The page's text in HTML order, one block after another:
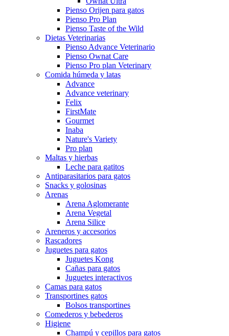
Pienso Orijen para gatos
Pienso Pro Plan
Pienso Taste of the Wild
Dietas Veterinarias
Pienso Advance Veterinario
Pienso Ownat Care
Pienso Pro plan Veterinary
Comida húmeda y latas
Advance
Advance veterinary
Felix
FirstMate
Gourmet
Inaba
Nature's Variety
Pro plan
Maltas y hierbas
Leche para gatitos
Antiparasitarios para gatos
Snacks y golosinas
Arenas
Arena Aglomerante
Arena Vegetal
Arena Silice
Areneros y accesorios
Rascadores
Juguetes para gatos
Juguetes Kong
Cañas para gatos
Juguetes interactivos
Camas para gatos
Transportines gatos
Bolsos transportines
Comederos y bebederos
Higiene
Champú y cepillos para gatos